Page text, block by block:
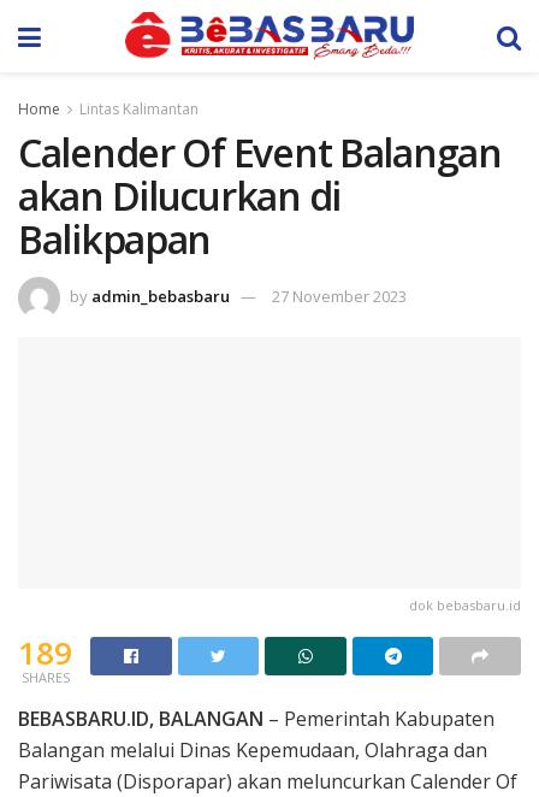
Home Lintas Kalimantan
Calender Of Event Balangan
akan Dilucurkan di
Balikpapan
by admin_bebasbaru 27 November 2023
dok bebasbaru.id
189
SHARES
BEBASBARU.ID, BALANGAN – Pemerintah Kabupaten
Balangan melalui Dinas Kepemudaan, Olahraga dan
Pariwisata (Disporapar) akan meluncurkan Calender Of